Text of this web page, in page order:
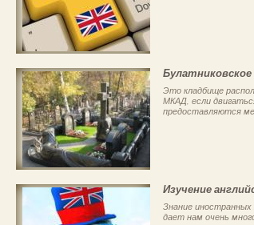
Это кладбище
МКАД, если
предоставляются
Изучение
Знание
дает нам очень